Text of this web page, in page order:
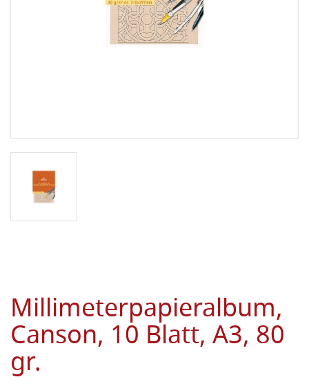
Millimeterpapieralbum,
Canson, 10 Blatt, A3, 80
gr.